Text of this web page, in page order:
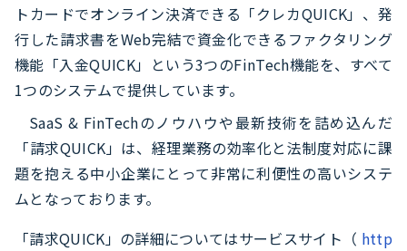
トカードでオンライン決済できる「クレカQUICK」、発
行した請求書をWeb完結で資金化できるファクタリング
機能「入金QUICK」という3つのFinTech機能を、すべて
1つのシステムで提供しています。
SaaS & FinTechのノウハウや最新技術を詰め込んだ
「請求QUICK」は、経理業務の効率化と法制度対応に課
題を抱える中小企業にとって非常に利便性の高いシステ
ムとなっております。
「請求QUICK」の詳細についてはサービスサイト（ http